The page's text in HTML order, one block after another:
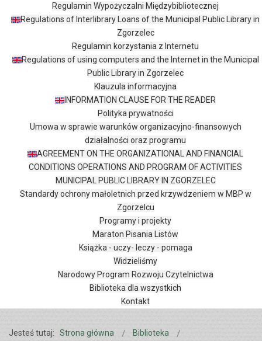
Regulamin Wypożyczalni Międzybibliotecznej
Regulations of Interlibrary Loans of the Municipal Public Library in
Zgorzelec
Regulamin korzystania z Internetu
Regulations of using computers and the Internet in the Municipal
Public Library in Zgorzelec
Klauzula informacyjna
INFORMATION CLAUSE FOR THE READER
Polityka prywatności
Umowa w sprawie warunków organizacyjno-finansowych
działalności oraz programu
AGREEMENT ON THE ORGANIZATIONAL AND FINANCIAL
CONDITIONS OPERATIONS AND PROGRAM OF ACTIVITIES
MUNICIPAL PUBLIC LIBRARY IN ZGORZELEC
Standardy ochrony małoletnich przed krzywdzeniem w MBP w
Zgorzelcu
Programy i projekty
Maraton Pisania Listów
Książka - uczy- leczy - pomaga
Widzieliśmy
Narodowy Program Rozwoju Czytelnictwa
Biblioteka dla wszystkich
Kontakt
Jesteś tutaj: Strona główna
Biblioteka